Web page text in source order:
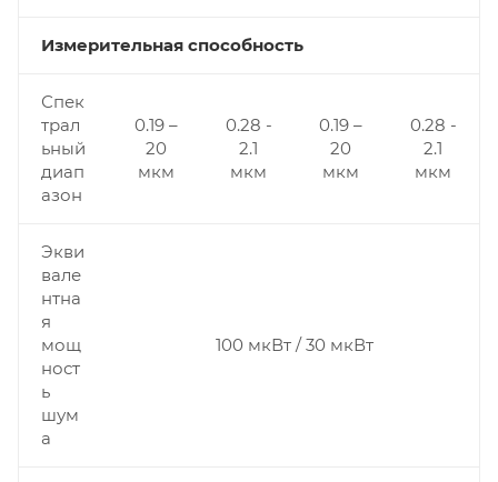
Измерительная способность
Спек
трал
ьный
диап
азон
0.19 –
20
мкм
0.28 -
2.1
мкм
0.19 –
20
мкм
0.28 -
2.1
мкм
Экви
вале
нтна
я
мощ
ност
ь
шум
а
100 мкВт / 30 мкВт